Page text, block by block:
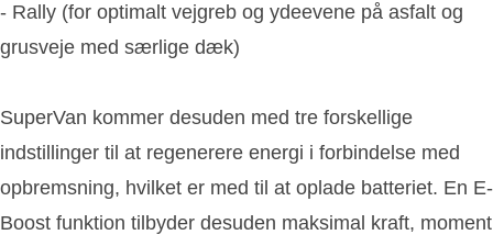
- Rally (for optimalt vejgreb og ydeevene på asfalt og
grusveje med særlige dæk)
SuperVan kommer desuden med tre forskellige
indstillinger til at regenerere energi i forbindelse med
opbremsning, hvilket er med til at oplade batteriet. En E-
Boost funktion tilbyder desuden maksimal kraft, moment